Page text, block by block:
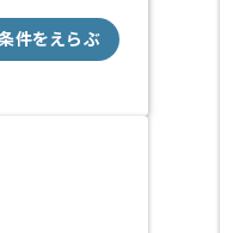
件をえらぶ